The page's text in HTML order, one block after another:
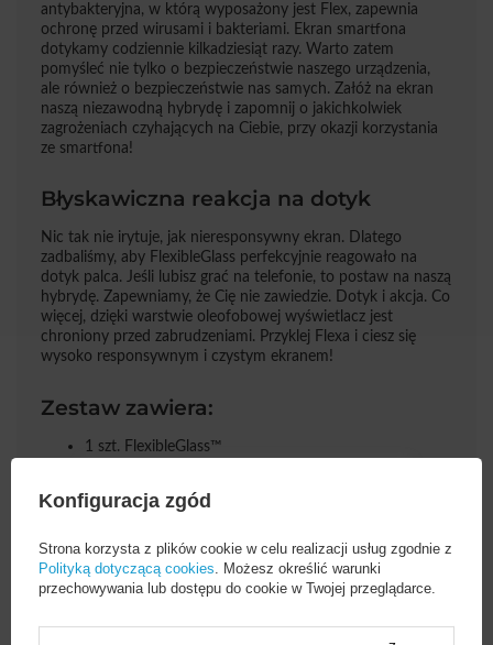
antybakteryjna, w którą wyposażony jest Flex, zapewnia
ochronę przed wirusami i bakteriami. Ekran smartfona
dotykamy codziennie kilkadziesiąt razy. Warto zatem
pomyśleć nie tylko o bezpieczeństwie naszego urządzenia,
ale również o bezpieczeństwie nas samych. Załóż na ekran
naszą niezawodną hybrydę i zapomnij o jakichkolwiek
zagrożeniach czyhających na Ciebie, przy okazji korzystania
ze smartfona!
Błyskawiczna reakcja na dotyk
Nic tak nie irytuje, jak nieresponsywny ekran. Dlatego
zadbaliśmy, aby FlexibleGlass perfekcyjnie reagowało na
dotyk palca. Jeśli lubisz grać na telefonie, to postaw na naszą
hybrydę. Zapewniamy, że Cię nie zawiedzie. Dotyk i akcja. Co
więcej, dzięki warstwie oleofobowej wyświetlacz jest
chroniony przed zabrudzeniami. Przyklej Flexa i ciesz się
wysoko responsywnym i czystym ekranem!
Zestaw zawiera:
1 szt. FlexibleGlass™
Anti-Bubble Card™ - do usuwania bąbelków
Cleaning Set - do oczyszczenia ekranu
opakowanie
Konfiguracja zgód
Strona korzysta z plików cookie w celu realizacji usług zgodnie z
Polityką dotyczącą cookies . Możesz określić warunki
przechowywania lub dostępu do cookie w Twojej przeglądarce.